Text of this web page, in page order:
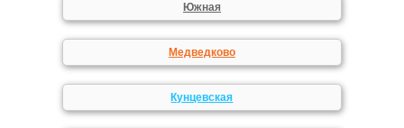
Южная
Медведково
Кунцевская